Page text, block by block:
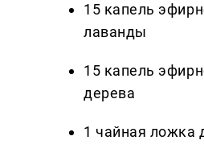
15 капель
лаванды
15 капель
дерева
1 чайная ложка